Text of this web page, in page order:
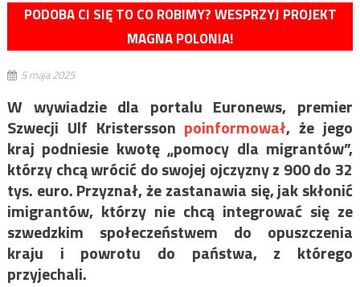
PODOBA CI SIĘ TO CO ROBIMY? WESPRZYJ PROJEKT
MAGNA POLONIA!
5 maja 2025
W wywiadzie dla portalu Euronews, premier
Szwecji Ulf Kristersson poinformował, że jego
kraj podniesie kwotę „pomocy dla migrantów”,
którzy chcą wrócić do swojej ojczyzny z 900 do 32
tys. euro. Przyznał, że zastanawia się, jak skłonić
imigrantów, którzy nie chcą integrować się ze
szwedzkim społeczeństwem do opuszczenia
kraju i powrotu do państwa, z którego
przyjechali.